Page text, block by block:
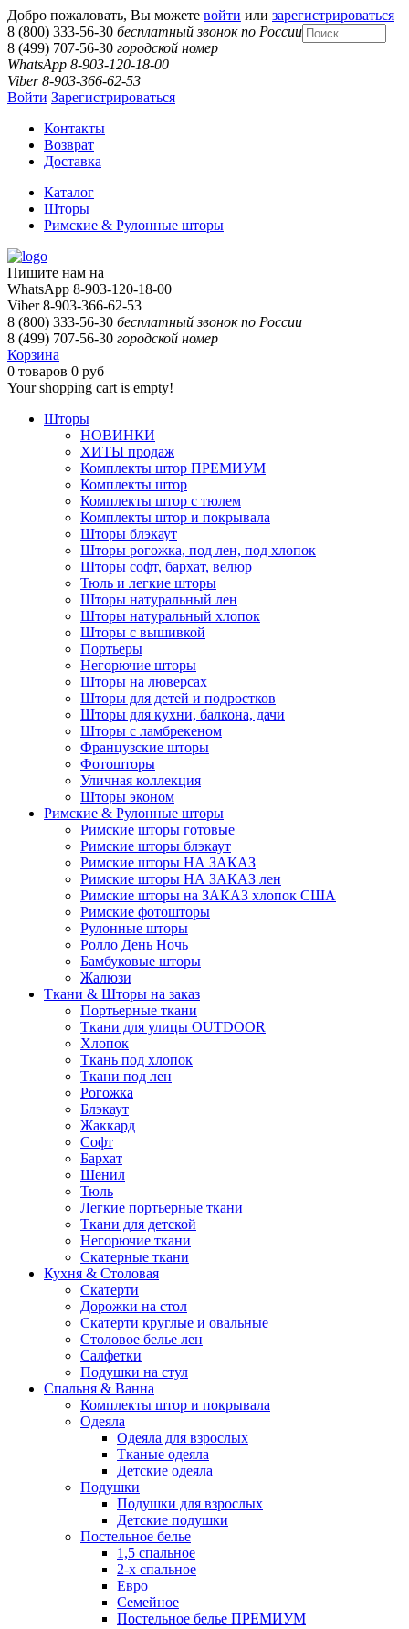
Добро пожаловать, Вы можете войти или зарегистрироваться
8 (800) 333-56-30 бесплатный звонок по России
8 (499) 707-56-30 городской номер
WhatsApp 8-903-120-18-00
Viber 8-903-366-62-53
Войти Зарегистрироваться
Контакты
Возврат
Доставка
Каталог
Шторы
Римские & Рулонные шторы
Пишите нам на
WhatsApp 8-903-120-18-00
Viber 8-903-366-62-53
8 (800) 333-56-30 бесплатный звонок по России
8 (499) 707-56-30 городской номер
Корзина
0 товаров 0 руб
Your shopping cart is empty!
Шторы
НОВИНКИ
ХИТЫ продаж
Комплекты штор ПРЕМИУМ
Комплекты штор
Комплекты штор с тюлем
Комплекты штор и покрывала
Шторы блэкаут
Шторы рогожка, под лен, под хлопок
Шторы софт, бархат, велюр
Тюль и легкие шторы
Шторы натуральный лен
Шторы натуральный хлопок
Шторы с вышивкой
Портьеры
Негорючие шторы
Шторы на люверсах
Шторы для детей и подростков
Шторы для кухни, балкона, дачи
Шторы с ламбрекеном
Французские шторы
Фотошторы
Уличная коллекция
Шторы эконом
Римские & Рулонные шторы
Римские шторы готовые
Римские шторы блэкаут
Римские шторы НА ЗАКАЗ
Римские шторы НА ЗАКАЗ лен
Римские шторы на ЗАКАЗ хлопок США
Римские фотошторы
Рулонные шторы
Ролло День Ночь
Бамбуковые шторы
Жалюзи
Ткани & Шторы на заказ
Портьерные ткани
Ткани для улицы OUTDOOR
Хлопок
Ткань под хлопок
Ткани под лен
Рогожка
Блэкаут
Жаккард
Софт
Бархат
Шенил
Тюль
Легкие портьерные ткани
Ткани для детской
Негорючие ткани
Скатерные ткани
Кухня & Столовая
Скатерти
Дорожки на стол
Скатерти круглые и овальные
Столовое белье лен
Салфетки
Подушки на стул
Спальня & Ванна
Комплекты штор и покрывала
Одеяла
Одеяла для взрослых
Тканые одеяла
Детские одеяла
Подушки
Подушки для взрослых
Детские подушки
Постельное белье
1,5 спальное
2-х спальное
Евро
Семейное
Постельное белье ПРЕМИУМ